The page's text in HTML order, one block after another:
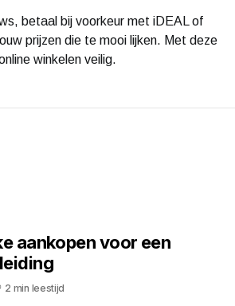
betaal bij voorkeur met iDEAL of
prijzen die te mooi lijken. Met deze
winkelen veilig.
aankopen voor een
2 min leestijd